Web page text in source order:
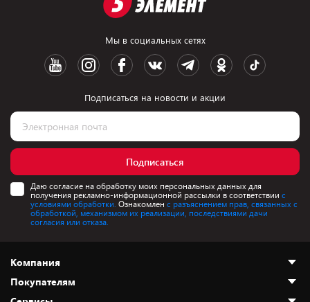
Мы в социальных сетях
Подписаться на новости и акции
Подписаться
Даю согласие на обработку моих персональных данных для
получения рекламно-информационной рассылки в соответствии с
условиями обработки. Ознакомлен с разъяснением прав, связанных с
обработкой, механизмом их реализации, последствиями дачи
согласия или отказа.
Компания
О нас
Покупателям